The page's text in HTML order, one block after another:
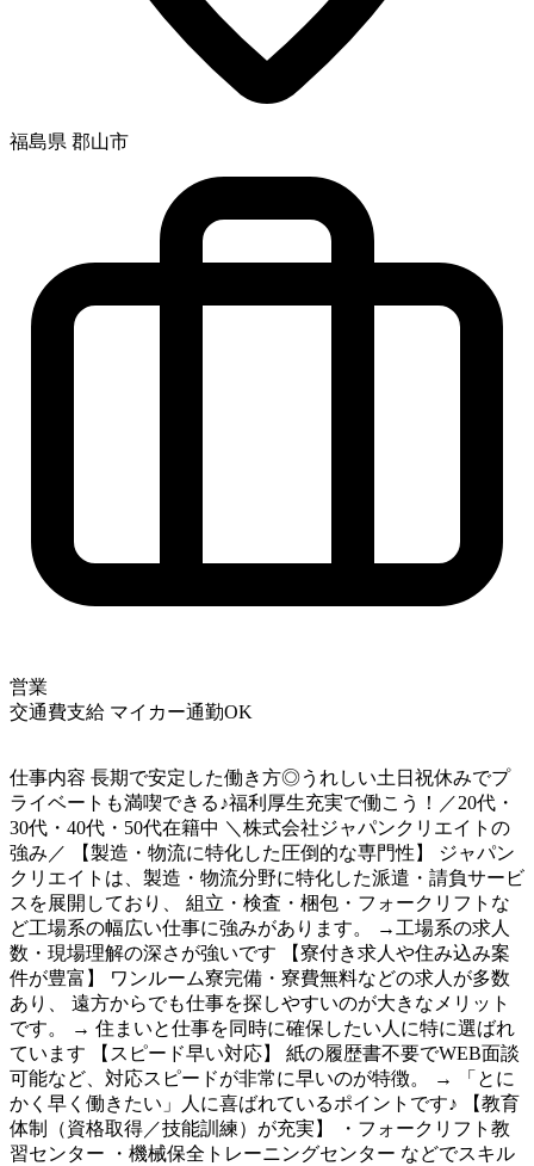
福島県 郡山市
営業
交通費支給 マイカー通勤OK
仕事内容 長期で安定した働き方◎うれしい土日祝休みでプ
ライベートも満喫できる♪福利厚生充実で働こう！／20代・
30代・40代・50代在籍中 ＼株式会社ジャパンクリエイトの
強み／ 【製造・物流に特化した圧倒的な専門性】 ジャパン
クリエイトは、製造・物流分野に特化した派遣・請負サービ
スを展開しており、 組立・検査・梱包・フォークリフトな
ど工場系の幅広い仕事に強みがあります。 →工場系の求人
数・現場理解の深さが強いです 【寮付き求人や住み込み案
件が豊富】 ワンルーム寮完備・寮費無料などの求人が多数
あり、 遠方からでも仕事を探しやすいのが大きなメリット
です。 → 住まいと仕事を同時に確保したい人に特に選ばれ
ています 【スピード早い対応】 紙の履歴書不要でWEB面談
可能など、対応スピードが非常に早いのが特徴。 → 「とに
かく早く働きたい」人に喜ばれているポイントです♪ 【教育
体制（資格取得／技能訓練）が充実】 ・フォークリフト教
習センター ・機械保全トレーニングセンター などでスキル